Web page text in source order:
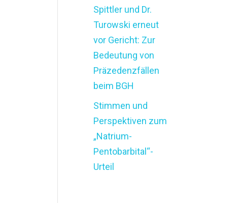
Spittler und Dr.
Turowski erneut
vor Gericht: Zur
Bedeutung von
Präzedenzfällen
beim BGH
Stimmen und
Perspektiven zum
„Natrium-
Pentobarbital“-
Urteil